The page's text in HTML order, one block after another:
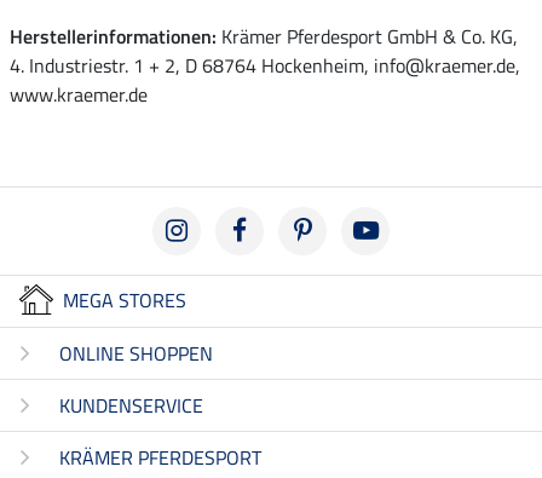
Herstellerinformationen: Krämer Pferdesport GmbH & Co. KG,
4. Industriestr. 1 + 2, D 68764 Hockenheim, info@kraemer.de,
www.kraemer.de
MEGA STORES
ONLINE SHOPPEN
KUNDENSERVICE
KRÄMER PFERDESPORT